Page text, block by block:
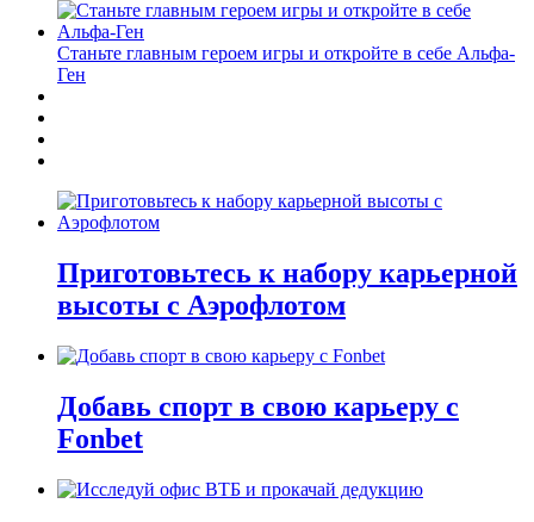
Станьте главным героем игры и откройте в себе Альфа-
Ген
Приготовьтесь к набору карьерной
высоты с Аэрофлотом
Добавь спорт в свою карьеру с
Fonbet